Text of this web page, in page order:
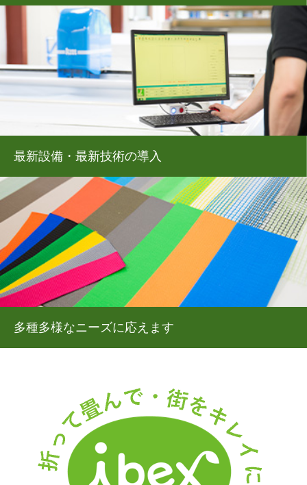
最新設備・最新技術の導入
多種多様なニーズに応えます